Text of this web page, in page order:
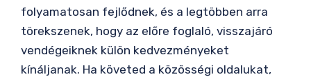
folyamatosan fejlődnek, és a legtöbben arra
törekszenek, hogy az előre foglaló, visszajáró
vendégeiknek külön kedvezményeket
kínáljanak. Ha követed a közösségi oldalukat,